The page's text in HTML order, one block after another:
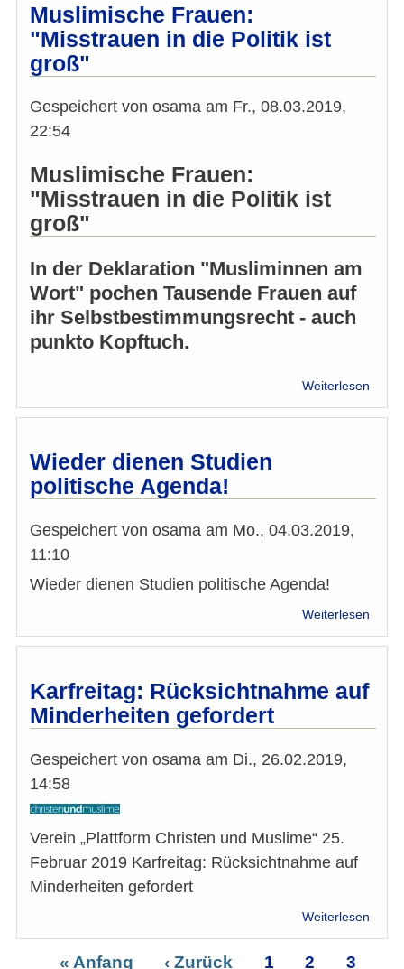
Muslimische Frauen:
"Misstrauen in die Politik ist
groß"
Gespeichert von osama am Fr., 08.03.2019,
22:54
Muslimische Frauen:
"Misstrauen in die Politik ist
groß"
In der Deklaration "Musliminnen am
Wort" pochen Tausende Frauen auf
ihr Selbstbestimmungsrecht - auch
punkto Kopftuch.
Weiterlesen
Wieder dienen Studien
politische Agenda!
Gespeichert von osama am Mo., 04.03.2019,
11:10
Wieder dienen Studien politische Agenda!
Weiterlesen
Karfreitag: Rücksichtnahme auf
Minderheiten gefordert
Gespeichert von osama am Di., 26.02.2019,
14:58
Verein „Plattform Christen und Muslime“ 25.
Februar 2019 Karfreitag: Rücksichtnahme auf
Minderheiten gefordert
Weiterlesen
Erste
« Anfang
Vorherige
‹ Zurück Seite
1 Seite
2 Seite
3